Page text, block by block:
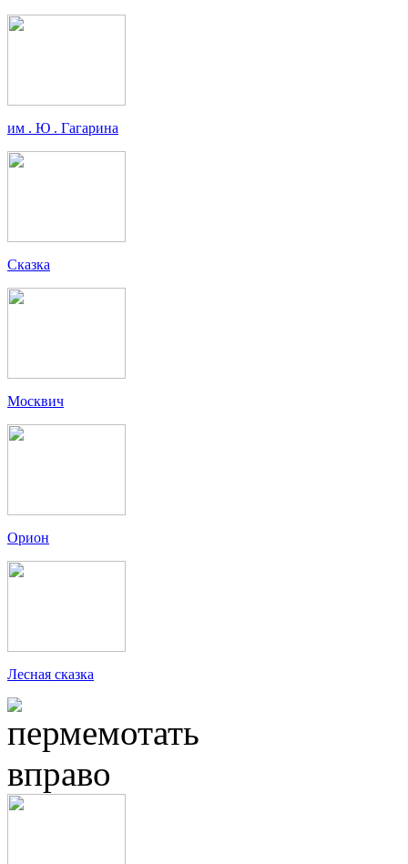
им . Ю . Гагарина
Сказка
Москвич
Орион
Лесная сказка